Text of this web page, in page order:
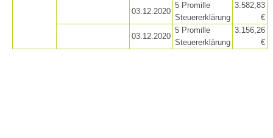
03.12.2020
5 Promille
Steuererklärung
3.582,83
€
03.12.2020
5 Promille
Steuererklärung
3.156,26
€